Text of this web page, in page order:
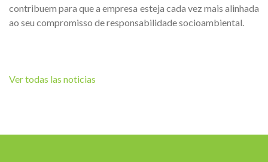
contribuem para que a empresa esteja cada vez mais alinhada
ao seu compromisso de responsabilidade socioambiental.
Ver todas las noticias